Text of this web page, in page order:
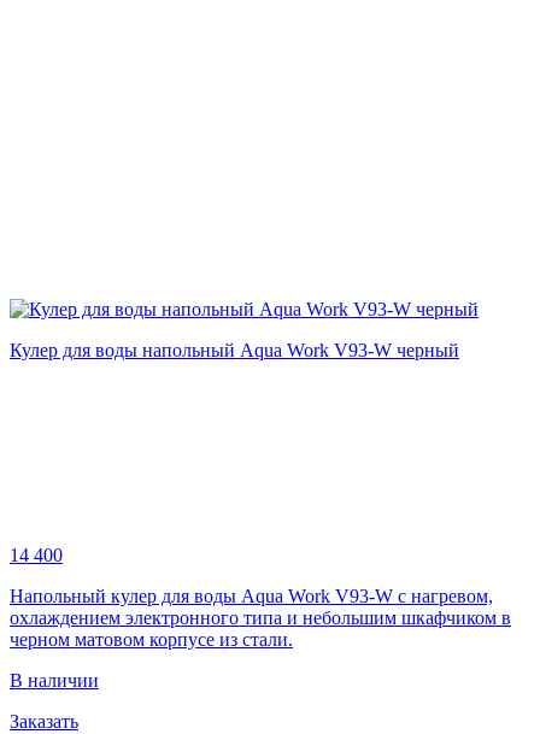
Кулер для воды напольный Aqua Work V93-W черный
14 400
Напольный кулер для воды Aqua Work V93-W с нагревом,
охлаждением электронного типа и небольшим шкафчиком в
черном матовом корпусе из стали.
В наличии
Заказать